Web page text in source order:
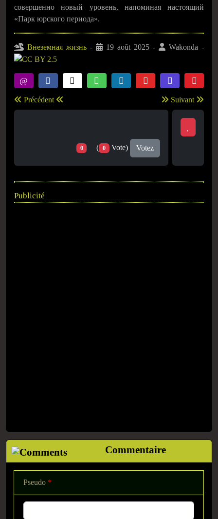
совершенно новый уровень, напоминая настоящий
«Парк юрского периода».
Внеземная жизнь - 19 août 2025 - Wakonda -
Précédent Suivant
0 ( 0 Vote) Votez
Publicité
Commentaire
Pseudo *